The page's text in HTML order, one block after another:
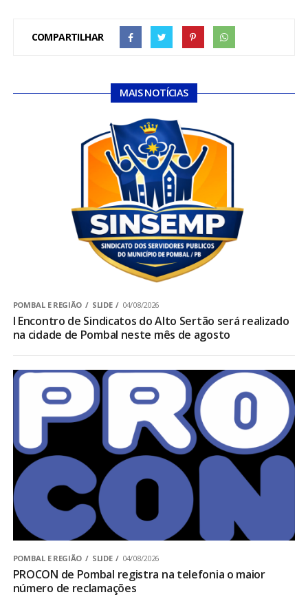
COMPARTILHAR
MAIS NOTÍCIAS
POMBAL E REGIÃO SLIDE 04/08/2026
I Encontro de Sindicatos do Alto Sertão será realizado
na cidade de Pombal neste mês de agosto
POMBAL E REGIÃO SLIDE 04/08/2026
PROCON de Pombal registra na telefonia o maior
número de reclamações